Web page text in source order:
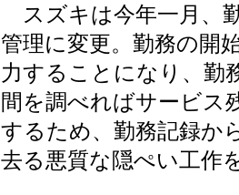
スズキは今年一月、
管理に変更。勤務の開
力することになり、勤
間を調べればサービス
するため、勤務記録か
去る悪質な隠ぺい工作